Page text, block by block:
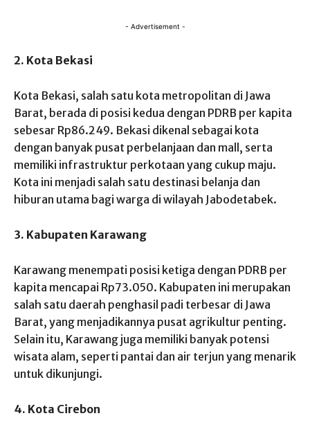
- Advertisement -
2. Kota Bekasi
Kota Bekasi, salah satu kota metropolitan di Jawa
Barat, berada di posisi kedua dengan PDRB per kapita
sebesar Rp86.249. Bekasi dikenal sebagai kota
dengan banyak pusat perbelanjaan dan mall, serta
memiliki infrastruktur perkotaan yang cukup maju.
Kota ini menjadi salah satu destinasi belanja dan
hiburan utama bagi warga di wilayah Jabodetabek.
3. Kabupaten Karawang
Karawang menempati posisi ketiga dengan PDRB per
kapita mencapai Rp73.050. Kabupaten ini merupakan
salah satu daerah penghasil padi terbesar di Jawa
Barat, yang menjadikannya pusat agrikultur penting.
Selain itu, Karawang juga memiliki banyak potensi
wisata alam, seperti pantai dan air terjun yang menarik
untuk dikunjungi.
4. Kota Cirebon